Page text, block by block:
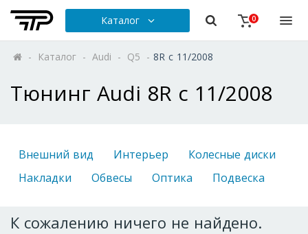
Каталог 0
- Каталог - Audi - Q5 - 8R с 11/2008
Тюнинг Audi 8R с 11/2008
Внешний вид Интерьер
Колесные диски
Накладки
Обвесы Оптика Подвеска
К сожалению ничего не найдено.